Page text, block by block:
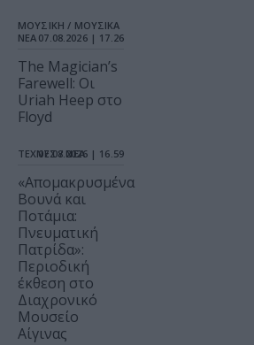
ΜΟΥΣΙΚΗ / ΜΟΥΣΙΚΑ
ΝΕΑ 07.08.2026 | 17.26
The Magician’s
Farewell: Οι
Uriah Heep στο
Floyd
ΤΕΧΝΕΣ / ΝΕΑ
07.08.2026 | 16.59
«Απομακρυσμένα
Βουνά και
Ποτάμια:
Πνευματική
Πατρίδα»:
Περιοδική
έκθεση στο
Διαχρονικό
Μουσείο
Αίγινας